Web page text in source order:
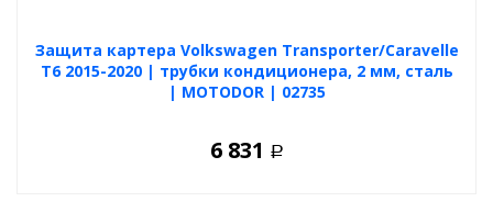
Защита картера Volkswagen Transporter/Caravelle
T6 2015-2020 | трубки кондиционера, 2 мм, сталь
| MOTODOR | 02735
6 831 Р